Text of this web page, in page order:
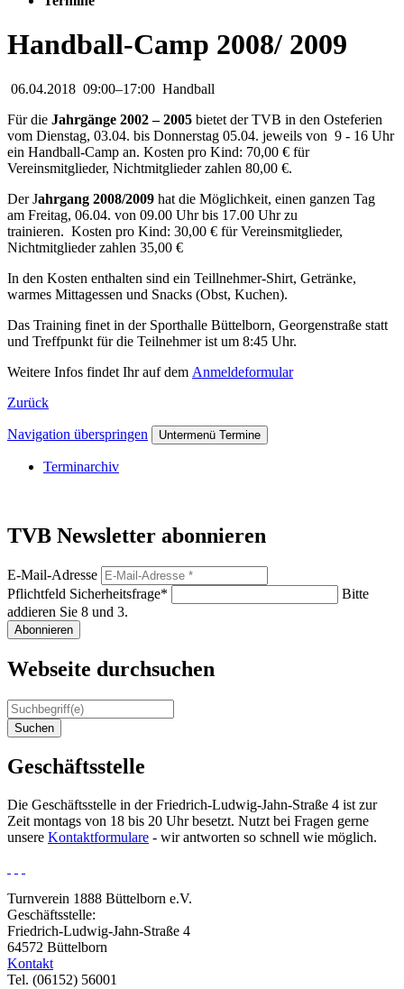
Handball-Camp 2008/ 2009
06.04.2018 09:00–17:00 Handball
Für die Jahrgänge 2002 – 2005 bietet der TVB in den Osteferien
vom Dienstag, 03.04. bis Donnerstag 05.04. jeweils von 9 - 16 Uhr
ein Handball-Camp an. Kosten pro Kind: 70,00 € für
Vereinsmitglieder, Nichtmitglieder zahlen 80,00 €.
Der Jahrgang 2008/2009 hat die Möglichkeit, einen ganzen Tag
am Freitag, 06.04. von 09.00 Uhr bis 17.00 Uhr zu
trainieren. Kosten pro Kind: 30,00 € für Vereinsmitglieder,
Nichtmitglieder zahlen 35,00 €
In den Kosten enthalten sind ein Teillnehmer-Shirt, Getränke,
warmes Mittagessen und Snacks (Obst, Kuchen).
Das Training finet in der Sporthalle Büttelborn, Georgenstraße statt
und Treffpunkt für die Teilnehmer ist um 8:45 Uhr.
Weitere Infos findet Ihr auf dem Anmeldeformular
Zurück
Navigation überspringen Untermenü Termine
Terminarchiv
TVB Newsletter abonnieren
E-Mail-Adresse
Pflichtfeld Sicherheitsfrage*
Bitte
addieren Sie 8 und 3.
Abonnieren
Webseite durchsuchen
Suchen
Geschäftsstelle
Die Geschäftsstelle in der Friedrich-Ludwig-Jahn-Straße 4 ist zur
Zeit montags von 18 bis 20 Uhr besetzt. Nutzt bei Fragen gerne
unsere Kontaktformulare - wir antworten so schnell wie möglich.
Turnverein 1888 Büttelborn e.V.
Geschäftsstelle:
Friedrich-Ludwig-Jahn-Straße 4
64572 Büttelborn
Kontakt
Tel. (06152) 56001